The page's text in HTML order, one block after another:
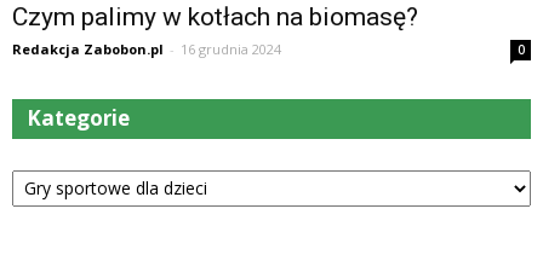
Czym palimy w kotłach na biomasę?
Redakcja Zabobon.pl - 16 grudnia 2024 0
Kategorie
Kategorie